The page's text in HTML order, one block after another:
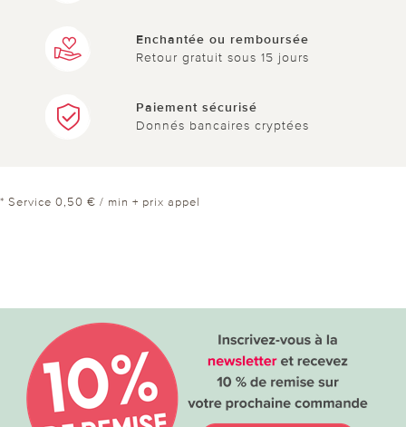
Enchantée ou remboursée
Retour gratuit sous 15 jours
Paiement sécurisé
Donnés bancaires cryptées
* Service 0,50 € / min + prix appel